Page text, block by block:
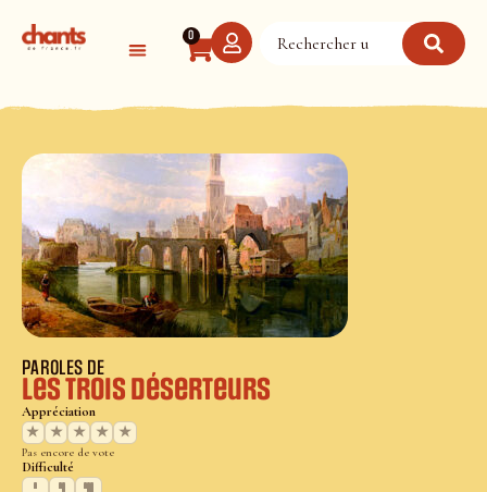
0
PAROLES DE
Les Trois Déserteurs
Appréciation
★
★ ★ ★ ★
Pas encore de vote
Difficulté